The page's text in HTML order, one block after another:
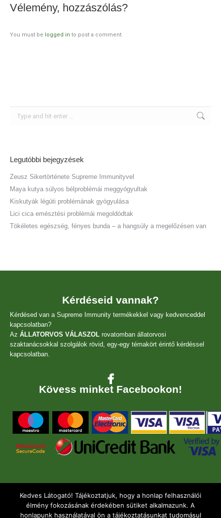
Vélemény, hozzászólás?
You must be logged in to post a comment.
Legutóbbi bejegyzések
Zeusz Sikertörténete Supreme Immunityvel
Maya kutya súlyos bélproblémái meggyógyultak
Kiskutyák légúti problémának gyógyulása
Lici cica emésztési problémái megoldódtak
Tökéletes egészség, fényes bunda – a hangsúly a megelőzésen van
Kérdéseid vannak?
Kérdésed van a Supreme Immunity termékekkel vagy kedvenceddel
kapcsolatban?
Az ÁLLATORVOS VÁLASZOL rovatomban állatorvosi
szaktanácsokkal szolgálok rövid, egy-egy témakört érintő kérdéssel
kapcsolatban.
Kövess minket Facebookon!
Kedves Látogató! Tájékoztatjuk, hogy a honlap felhasználói
élmény fokozásának érdekében sütiket alkalmazunk. A
honlapunk használatával ön a tájékoztatásunkat tudomásul